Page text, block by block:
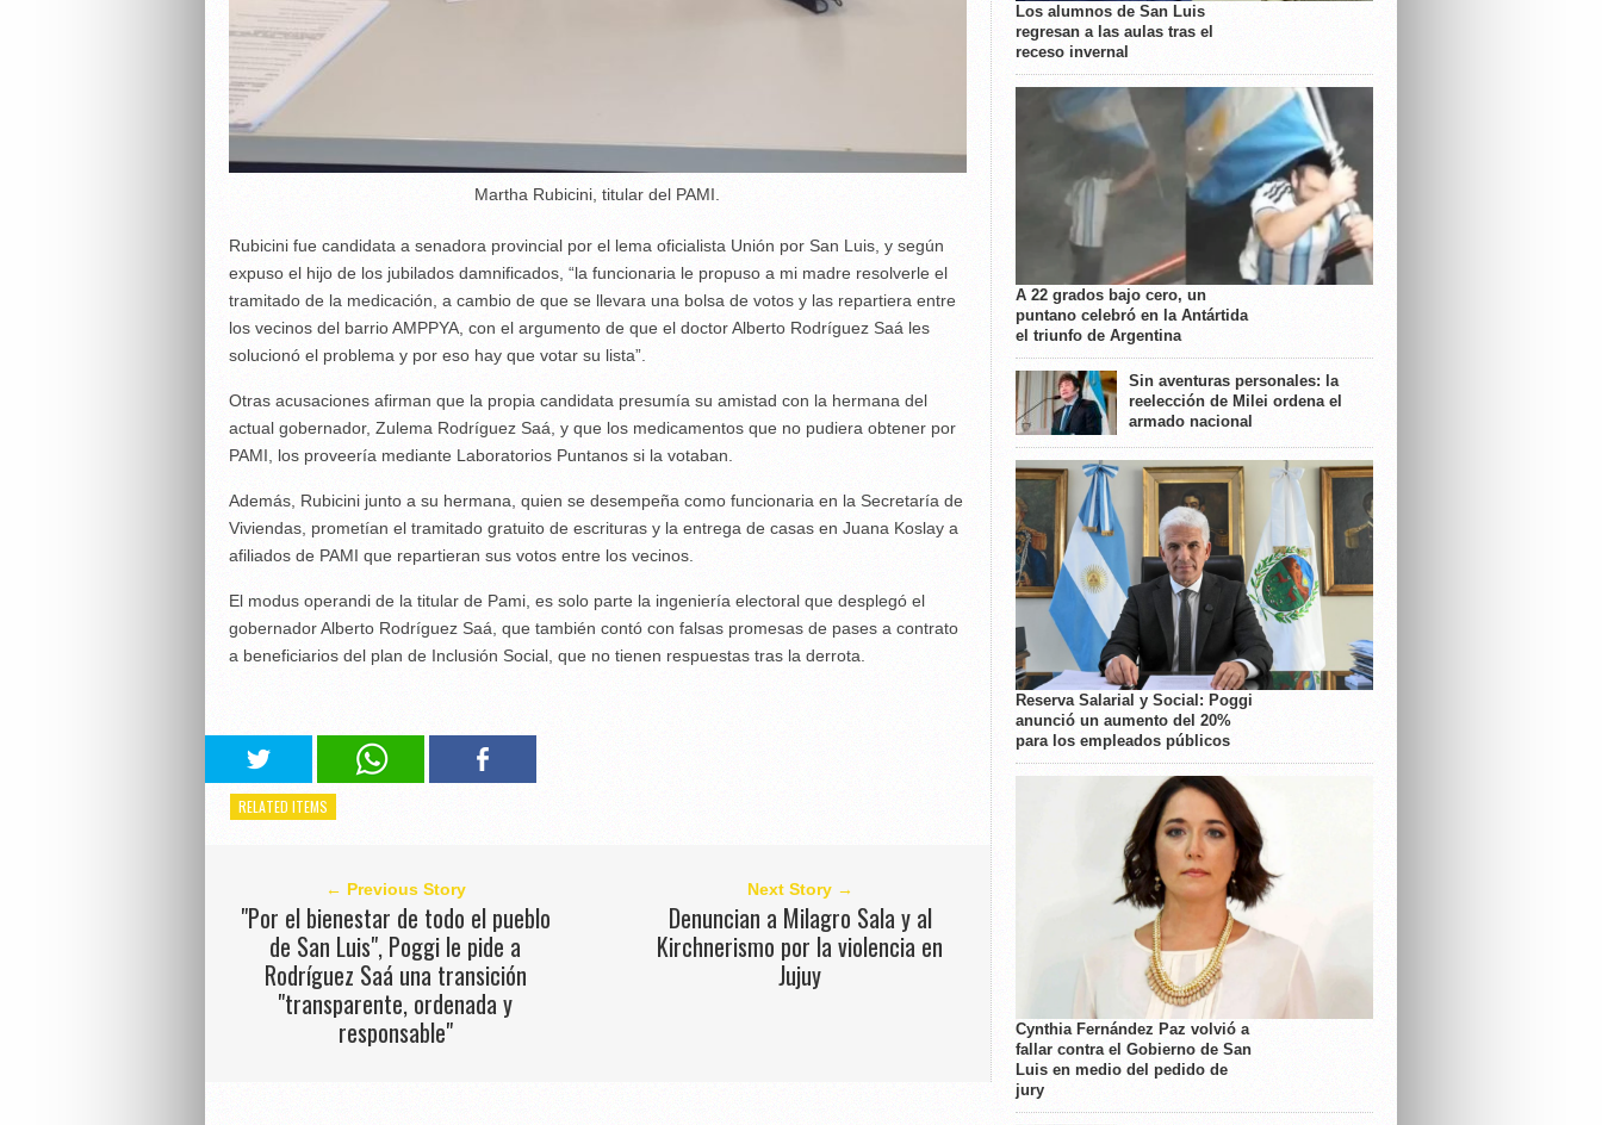
Martha Rubicini, titular del PAMI.
Rubicini fue candidata a senadora provincial por el lema oficialista Unión por San Luis, y según
expuso el hijo de los jubilados damnificados, “la funcionaria le propuso a mi madre resolverle el
tramitado de la medicación, a cambio de que se llevara una bolsa de votos y las repartiera entre
los vecinos del barrio AMPPYA, con el argumento de que el doctor Alberto Rodríguez Saá les
solucionó el problema y por eso hay que votar su lista”.
Otras acusaciones afirman que la propia candidata presumía su amistad con la hermana del
actual gobernador, Zulema Rodríguez Saá, y que los medicamentos que no pudiera obtener por
PAMI, los proveería mediante Laboratorios Puntanos si la votaban.
Además, Rubicini junto a su hermana, quien se desempeña como funcionaria en la Secretaría de
Viviendas, prometían el tramitado gratuito de escrituras y la entrega de casas en Juana Koslay a
afiliados de PAMI que repartieran sus votos entre los vecinos.
El modus operandi de la titular de Pami, es solo parte la ingeniería electoral que desplegó el
gobernador Alberto Rodríguez Saá, que también contó con falsas promesas de pases a contrato
a beneficiarios del plan de Inclusión Social, que no tienen respuestas tras la derrota.
RELATED ITEMS
← Previous Story
"Por el bienestar de todo el pueblo
de San Luis", Poggi le pide a
Rodríguez Saá una transición
"transparente, ordenada y
responsable"
Next Story →
Denuncian a Milagro Sala y al
Kirchnerismo por la violencia en
Jujuy
Los alumnos de San Luis
regresan a las aulas tras el
receso invernal
A 22 grados bajo cero, un
puntano celebró en la Antártida
el triunfo de Argentina
Sin aventuras personales: la
reelección de Milei ordena el
armado nacional
Reserva Salarial y Social: Poggi
anunció un aumento del 20%
para los empleados públicos
Cynthia Fernández Paz volvió a
fallar contra el Gobierno de San
Luis en medio del pedido de
jury